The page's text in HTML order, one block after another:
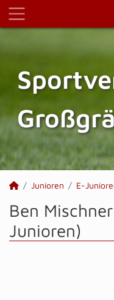
Junioren E-
Ben
Junioren)